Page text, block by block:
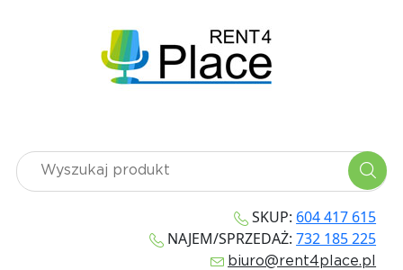
SKUP: 604 417 615
NAJEM/SPRZEDAŻ:732 185 225
biuro@rent4place.pl